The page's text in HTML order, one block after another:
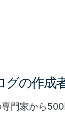
グの作成
門家から